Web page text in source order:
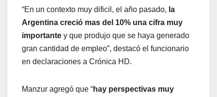
“En un contexto muy dificil, el año pasado, la
Argentina creció mas del 10% una cifra muy
importante y que produjo que se haya generado
gran cantidad de empleo”, destacó el funcionario
en declaraciones a Crónica HD.
Manzur agregó que “hay perspectivas muy